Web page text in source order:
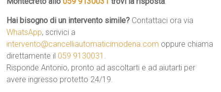
Hai bisogno di un intervento simile? Contattaci ora via
WhatsApp, scrivici a
intervento@cancelliautomaticimodena.com oppure chiama
direttamente il 059 9130031 .
Risponde Antonio, pronto ad ascoltarti e ad aiutarti per
avere ingresso protetto 24/19.